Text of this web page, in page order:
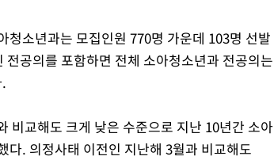
청소년과는 모집인원 770명 가운데 103명 선발
공의를 포함하면 전체 소아청소년과 전공의는
비교해도 크게 낮은 수준으로 지난 10년간 소아
다. 의정사태 이전인 지난해 3월과 비교해도